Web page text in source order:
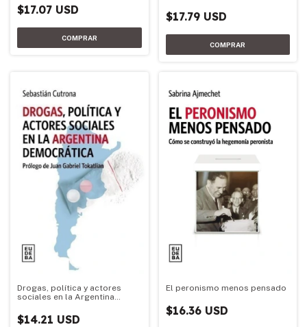
$17.07 USD
$17.79 USD
Drogas, política y actores
sociales en la Argentina
$14.21 USD
El peronismo menos pensado
$16.36 USD